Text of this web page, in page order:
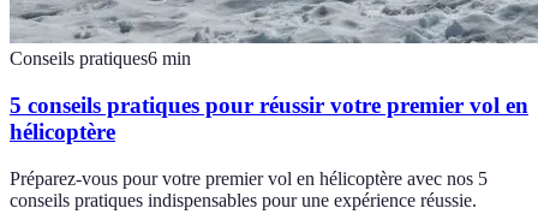
Conseils pratiques6 min
5 conseils pratiques pour réussir votre premier vol en
hélicoptère
Préparez-vous pour votre premier vol en hélicoptère avec nos 5
conseils pratiques indispensables pour une expérience réussie.